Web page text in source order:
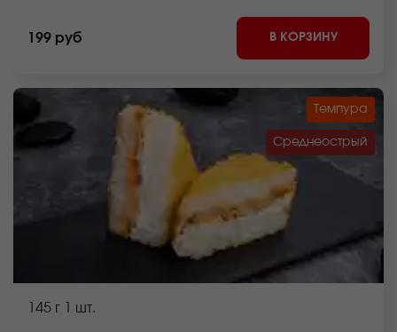
199 руб В КОРЗИНУ
Темпура
Среднеострый
145 г 1 шт.